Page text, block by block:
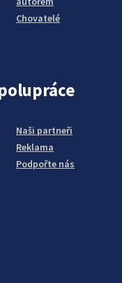
Chovatelé
Naši partneři
Reklama
Podpořte nás